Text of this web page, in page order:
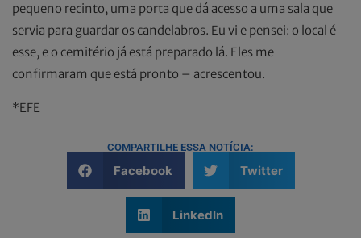
pequeno recinto, uma porta que dá acesso a uma sala que
servia para guardar os candelabros. Eu vi e pensei: o local é
esse, e o cemitério já está preparado lá. Eles me
confirmaram que está pronto – acrescentou.
*EFE
COMPARTILHE ESSA NOTÍCIA:
Facebook Twitter
LinkedIn